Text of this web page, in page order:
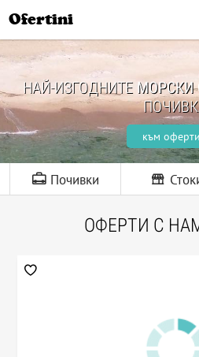
Ofertini
НАЙ-ИЗГОДНИТЕ МОРСКИ
към
Почивки
ОФЕРТИ С